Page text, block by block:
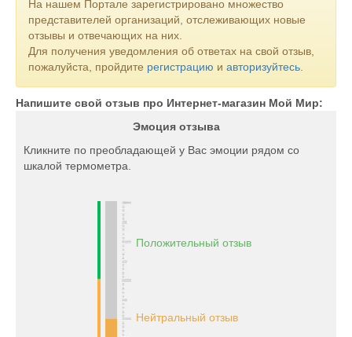
На нашем Портале зарегистрировано множество
представителей организаций, отслеживающих новые
отзывы и отвечающих на них.
Для получения уведомления об ответах на свой отзыв,
пожалуйста, пройдите регистрацию и авторизуйтесь
Напишите свой отзыв про Интернет-магазин Мой Мир:
Эмоция отзыва
Кликните по преобладающей у Вас эмоции рядом со
шкалой термометра.
Положительный отзыв
Нейтральный отзыв